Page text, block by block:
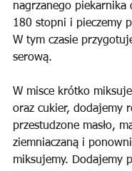
nagrzanego piekarnika
180 stopni i pieczemy
W tym czasie
serową.
W misce krótko
oraz cukier, dodajemy
przestudzone masło,
ziemniaczaną i
miksujemy. Dodajemy